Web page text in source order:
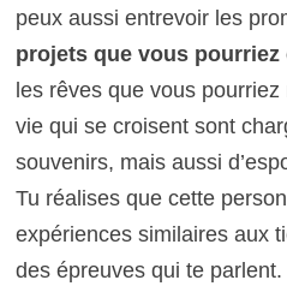
peux aussi entrevoir les
projets que vous
les rêves que vous
vie qui se croisent sont
souvenirs, mais aussi
Tu réalises que cette
expériences similaires aux
des épreuves qui te